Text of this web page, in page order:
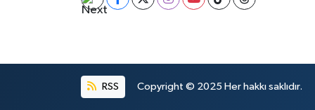
RSS Copyright © 2025 Her hakkı saklıdır.
Eskişehir Müftülüğü
Giresun Müftülüğü